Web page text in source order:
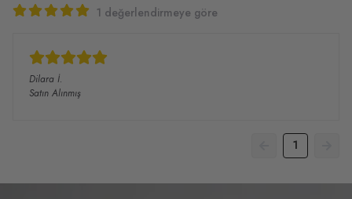
1 değerlendirmeye göre
Dilara İ.
Satın Alınmış
1